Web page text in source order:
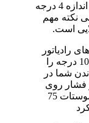
پس در این حالت خاص ترموستات 75 درجه به اندازه 4 درجه
نکته مهم
است.
تند فن های رادیاتور
وارد مدار شوند و جلوی بالا رفتن دما بیش از 105 درجه را
شما در
یابد و فشار روی
موتور خیلی زیاد باشد پس در این حالت چه ترموستات 75